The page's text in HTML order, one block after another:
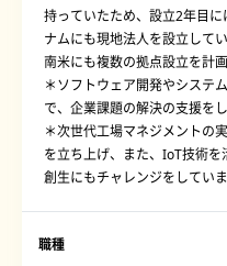
持っていたため、設立2年目
ナムにも現地法人を設立して
南米にも複数の拠点設立を計
＊ソフトウェア開発やシステ
で、企業課題の解決の支援をし
＊次世代工場マネジメントの
を立ち上げ、また、IoT技術
創生にもチャレンジをしていま
職種